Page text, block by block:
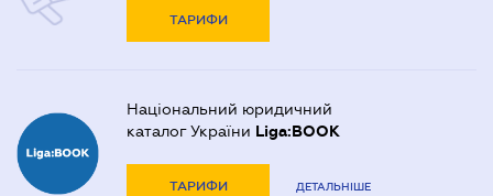
ТАРИФИ
Національний юридичний
каталог України Liga:BOOK
ТАРИФИ ДЕТАЛЬНІШЕ